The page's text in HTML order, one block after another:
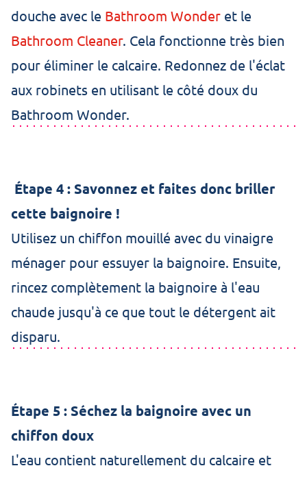
douche avec le Bathroom Wonder et le
Bathroom Cleaner. Cela fonctionne très bien
pour éliminer le calcaire. Redonnez de l'éclat
aux robinets en utilisant le côté doux du
Bathroom Wonder.
Étape 4 : Savonnez et faites donc briller
cette baignoire !
Utilisez un chiffon mouillé avec du vinaigre
ménager pour essuyer la baignoire. Ensuite,
rincez complètement la baignoire à l'eau
chaude jusqu'à ce que tout le détergent ait
disparu.
Étape 5 : Séchez la baignoire avec un
chiffon doux
L'eau contient naturellement du calcaire et